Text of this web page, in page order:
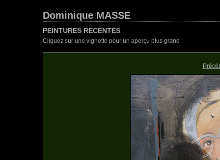
Dominique MASSE
PEINTURES RECENTES
Cliquez sur une vignette pour un aperçu plus grand